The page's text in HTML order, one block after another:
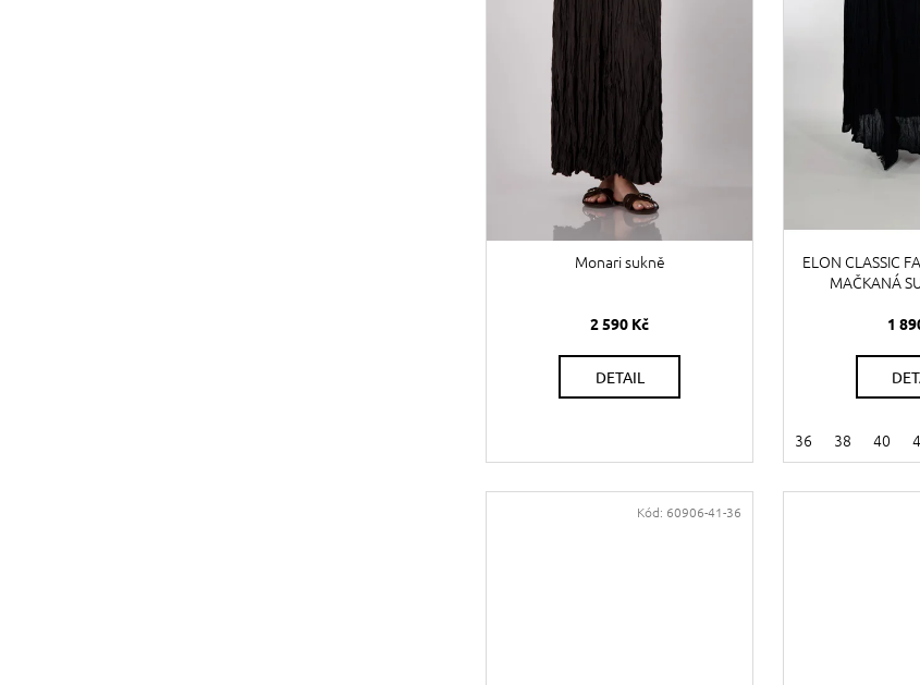
Monari sukně
2 590 Kč
DETAIL
ELON CLASSIC
MAČKANÁ
1
36 38 40
Kód: 60906-41-36